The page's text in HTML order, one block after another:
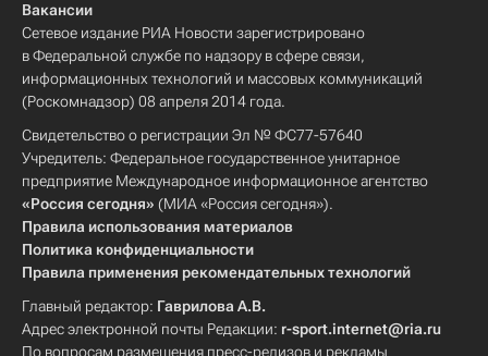
Вакансии
Сетевое издание РИА Новости зарегистрировано
в Федеральной службе по надзору в сфере связи,
информационных технологий и массовых коммуникаций
(Роскомнадзор) 08 апреля 2014 года.
Свидетельство о регистрации Эл № ФС77-57640
Учредитель: Федеральное государственное унитарное
предприятие Международное информационное агентство
«Россия сегодня» (МИА «Россия сегодня»).
Правила использования материалов
Политика конфиденциальности
Правила применения рекомендательных технологий
Главный редактор: Гаврилова А.В.
Адрес электронной почты Редакции: r-sport.internet@ria.ru
По вопросам размещения пресс-релизов и рекламы